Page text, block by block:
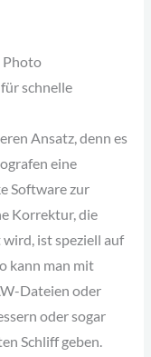
Photo
schnelle
Ansatz, denn es
eine
Software zur
Korrektur, die
ist speziell auf
kann man mit
Dateien oder
oder sogar
Schliff geben.